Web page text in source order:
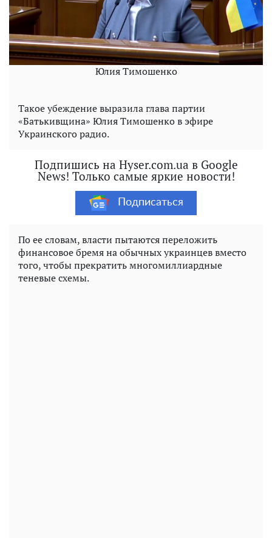
Юлия Тимошенко
Такое убеждение выразила глава партии
«Батькивщина» Юлия Тимошенко в эфире
Украинского радио.
Подпишись на Hyser.com.ua в Google
News! Только самые яркие новости!
Подписаться
По ее словам, власти пытаются переложить
финансовое бремя на обычных украинцев вместо
того, чтобы прекратить многомиллиардные
теневые схемы.